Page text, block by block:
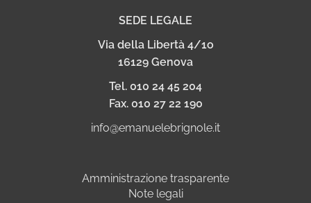
SEDE LEGALE
Via della Libertà 4/1o
16129 Genova
Tel. 010 24 45 204
Fax. 010 27 22 190
info@emanuelebrignole.it
Amministrazione trasparente
Note legali